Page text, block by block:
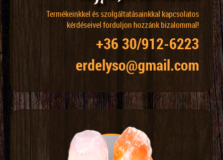
Termékeinkkel és szolgáltatásainkkal kapcsolatos
kérdéseivel forduljon hozzánk bizalommal!
+36 30/912-6223
erdelyso@gmail.com